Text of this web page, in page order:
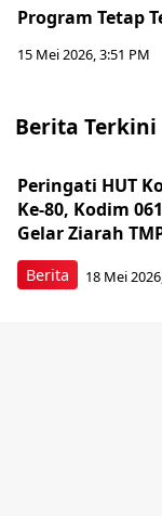
Program Tetap
15 Mei 2026, 3:51 PM
Berita Terkini
Berita
Peringati HUT
Ke-80, Kodim
Gelar Ziarah
18 Mei